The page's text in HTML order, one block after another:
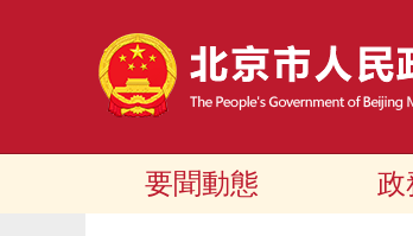
要聞動態 政